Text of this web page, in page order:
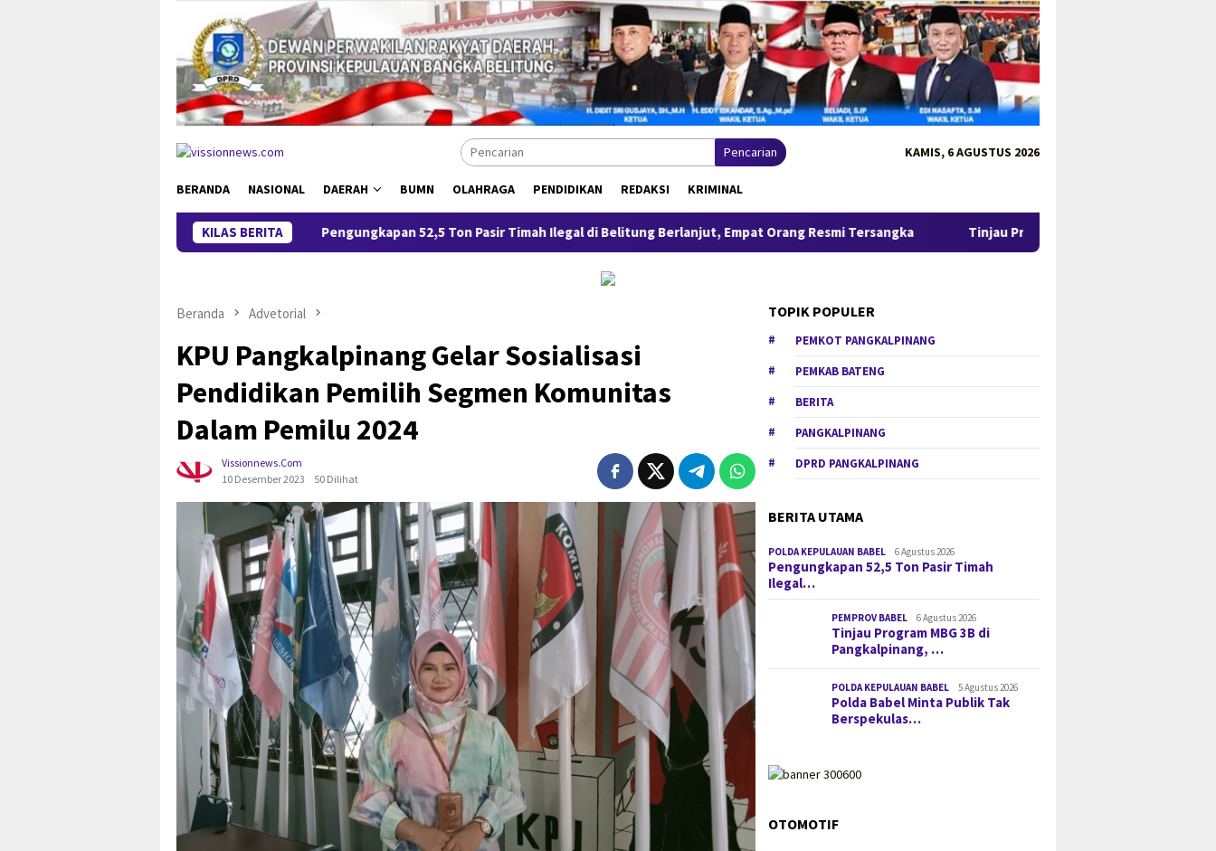
konten
Pencarian KAMIS, 6 AGUSTUS 2026
BERANDA NASIONAL DAERAH BUMN OLAHRAGA PENDIDIKAN REDAKSI KRIMINAL
KILAS BERITA
Pengungkapan 52,5 Ton Pasir Timah Ilegal di Belitung Berlanjut, Empat Orang Resmi Tersangka Tinjau Program MBG 3B di Pangkalpinang, Gubernur
Beranda Advetorial
KPU Pangkalpinang Gelar Sosialisasi
Pendidikan Pemilih Segmen Komunitas
Dalam Pemilu 2024
Vissionnews.com
10 Desember 2023
50 Dilihat
TOPIK POPULER
PEMKOT PANGKALPINANG
PEMKAB BATENG
BERITA
PANGKALPINANG
DPRD PANGKALPINANG
BERITA UTAMA
POLDA KEPULAUAN BABEL 6 Agustus 2026
Pengungkapan 52,5 Ton Pasir Timah
Ilegal…
PEMPROV BABEL 6 Agustus 2026
Tinjau Program MBG 3B di
Pangkalpinang, …
POLDA KEPULAUAN BABEL 5 Agustus 2026
Polda Babel Minta Publik Tak
Berspekulas…
OTOMOTIF